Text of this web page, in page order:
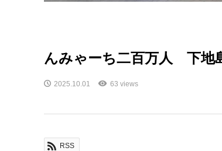
んみゃーち二百万人 下地
2025.10.01 63 views
RSS